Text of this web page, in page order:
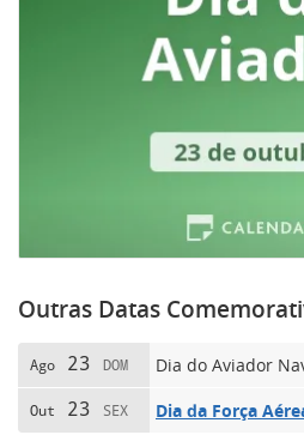
Outras Datas
Ago 23 DOM Dia do Aviador
Out 23 SEX Dia da Força